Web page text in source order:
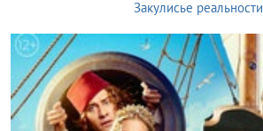
Закулисье реальности